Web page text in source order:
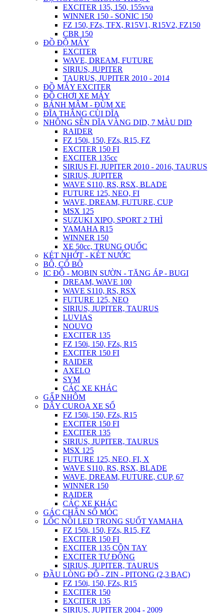
EXCITER 135, 150, 155vva
WINNER 150 - SONIC 150
FZ 150, FZs, TFX, R15V1, R15V2, FZ150
CBR 150
ĐỒ ĐỘ MÁY
EXCITER
WAVE, DREAM, FUTURE
SIRIUS, JUPITER
TAURUS, JUPITER 2010 - 2014
ĐỒ MÁY EXCITER
ĐỒ CHƠI XE MÁY
BÁNH MÂM - ĐÙM XE
ĐĨA THẮNG CÙI DĨA
NHÔNG SÊN DĨA VÀNG DID, 7 MÀU DID
RAIDER
FZ 150i, 150, FZs, R15, FZ
EXCITER 150 FI
EXCITER 135cc
SIRIUS FI, JUPITER 2010 - 2016, TAURUS
SIRIUS, JUPITER
WAVE S110, RS, RSX, BLADE
FUTURE 125, NEO, FI
WAVE, DREAM, FUTURE, CUP
MSX 125
SUZUKI XIPO, SPORT 2 THÌ
YAMAHA R15
WINNER 150
XE 50cc, TRUNG QUỐC
KÉT NHỚT - KÉT NƯỚC
BÔ, CỔ BÔ
IC ĐỘ - MOBIN SƯỜN - TĂNG ÁP - BUGI
DREAM, WAVE 100
WAVE S110, RS, RSX
FUTURE 125, NEO
SIRIUS, JUPITER, TAURUS
LUVIAS
NOUVO
EXCITER 135
FZ 150i, 150, FZs, R15
EXCITER 150 FI
RAIDER
AXELO
SYM
CÁC XE KHÁC
GẤP NHÔM
DÂY CUROA XE SỐ
FZ 150i, 150, FZs, R15
EXCITER 150 FI
EXCITER 135
SIRIUS, JUPITER, TAURUS
MSX 125
FUTURE 125, NEO, FI, X
WAVE S110, RS, RSX, BLADE
WAVE, DREAM, FUTURE, CUP, 67
WINNER 150
RAIDER
CÁC XE KHÁC
GÁC CHÂN SỐ MÓC
LỐC NỒI LED TRONG SUỐT YAMAHA
FZ 150i, 150, FZs, R15, FZ
EXCITER 150 FI
EXCITER 135 CÔN TAY
EXCITER TỰ ĐỘNG
SIRIUS, JUPITER, TAURUS
ĐẦU LÒNG ĐỘ - ZIN - PITONG (2,3 BẠC)
FZ 150i, 150, FZs, R15
EXCITER 150
EXCITER 135
SIRIUS, JUPITER 2004 - 2009